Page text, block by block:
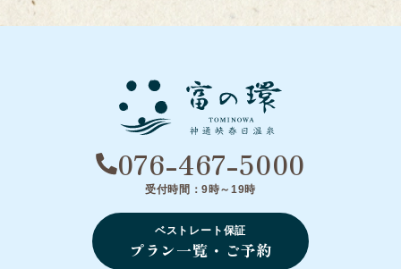
076-467-5000
受付時間：9時～19時
ベストレート保証
プラン一覧・ご予約